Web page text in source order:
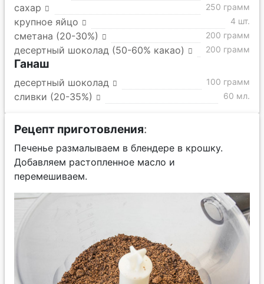
сахар 250 грамм
крупное яйцо 4 шт.
сметана (20-30%) 200 грамм
десертный шоколад (50-60% какао) 200 грамм
Ганаш
десертный шоколад 100 грамм
сливки (20-35%) 60 мл.
Рецепт приготовления:
Печенье размалываем в блендере в крошку.
Добавляем растопленное масло и
перемешиваем.